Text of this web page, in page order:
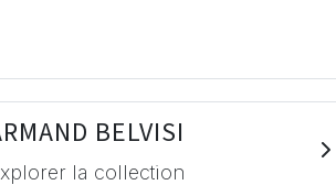
BELVISI
la collection